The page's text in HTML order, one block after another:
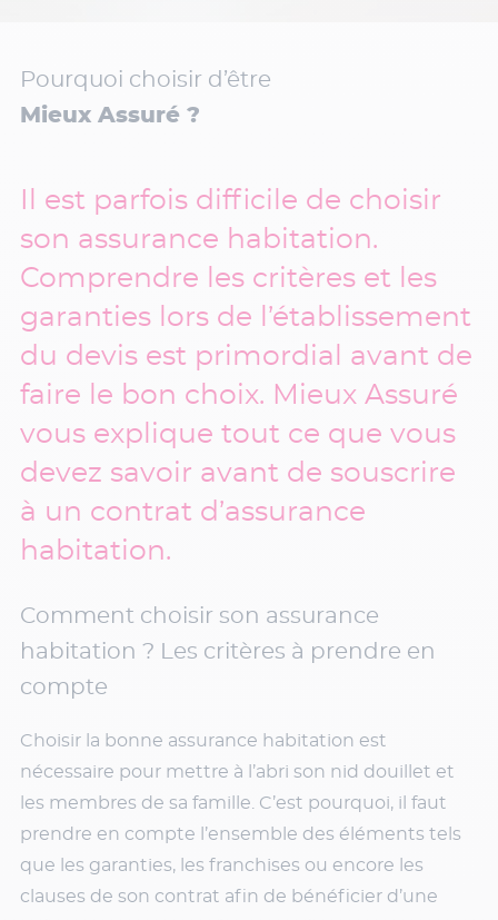
Pourquoi choisir d’être
Mieux Assuré ?
Il est parfois difficile de choisir
son assurance habitation.
Comprendre les critères et les
garanties lors de l’établissement
du devis est primordial avant de
faire le bon choix. Mieux Assuré
vous explique tout ce que vous
devez savoir avant de souscrire
à un contrat d’assurance
habitation.
Comment choisir son assurance
habitation ? Les critères à prendre en
compte
Choisir la bonne assurance habitation est
nécessaire pour mettre à l’abri son nid douillet et
les membres de sa famille. C’est pourquoi, il faut
prendre en compte l’ensemble des éléments tels
que les garanties, les franchises ou encore les
clauses de son contrat afin de bénéficier d’une